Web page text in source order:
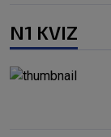
N1 KVIZ